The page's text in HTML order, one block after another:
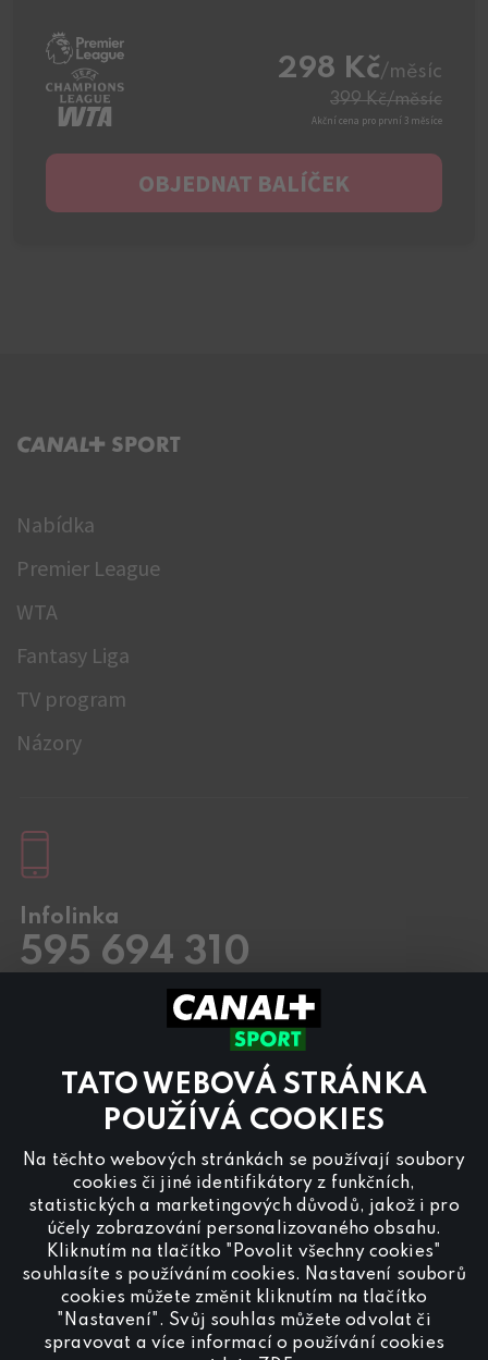
TATO WEBOVÁ STRÁNKA
POUŽÍVÁ COOKIES
Na těchto webových stránkách se používají soubory
cookies či jiné identifikátory z funkčních,
statistických a marketingových důvodů, jakož i pro
účely zobrazování personalizovaného obsahu.
Kliknutím na tlačítko "Povolit všechny cookies"
souhlasíte s používáním cookies. Nastavení souborů
cookies můžete změnit kliknutím na tlačítko
"Nastavení". Svůj souhlas můžete odvolat či
spravovat a více informací o používání cookies
298 Kč/měsíc
399 Kč/měsíc
Akční cena pro první 3 měsíce
OBJEDNAT BALÍČEK
C+ SPORT
Nabídka
Premier League
WTA
Fantasy Liga
TV program
Názory
Infolinka
595 694 310
8.00 – 20:00
8.00 – 18:00
inzerci na programu CANAL+ Sport
nás
kontaktujte nareklama@canalplus.cz
Naši redakci kontaktujete na
redakce@canalplus.cz